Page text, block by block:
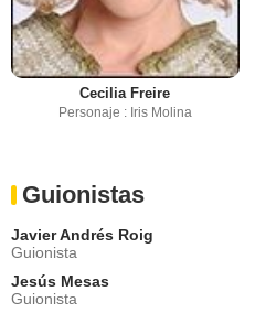
Cecilia Freire
Personaje : Iris Molina
Guionistas
Javier Andrés Roig
Guionista
Jesús Mesas
Guionista